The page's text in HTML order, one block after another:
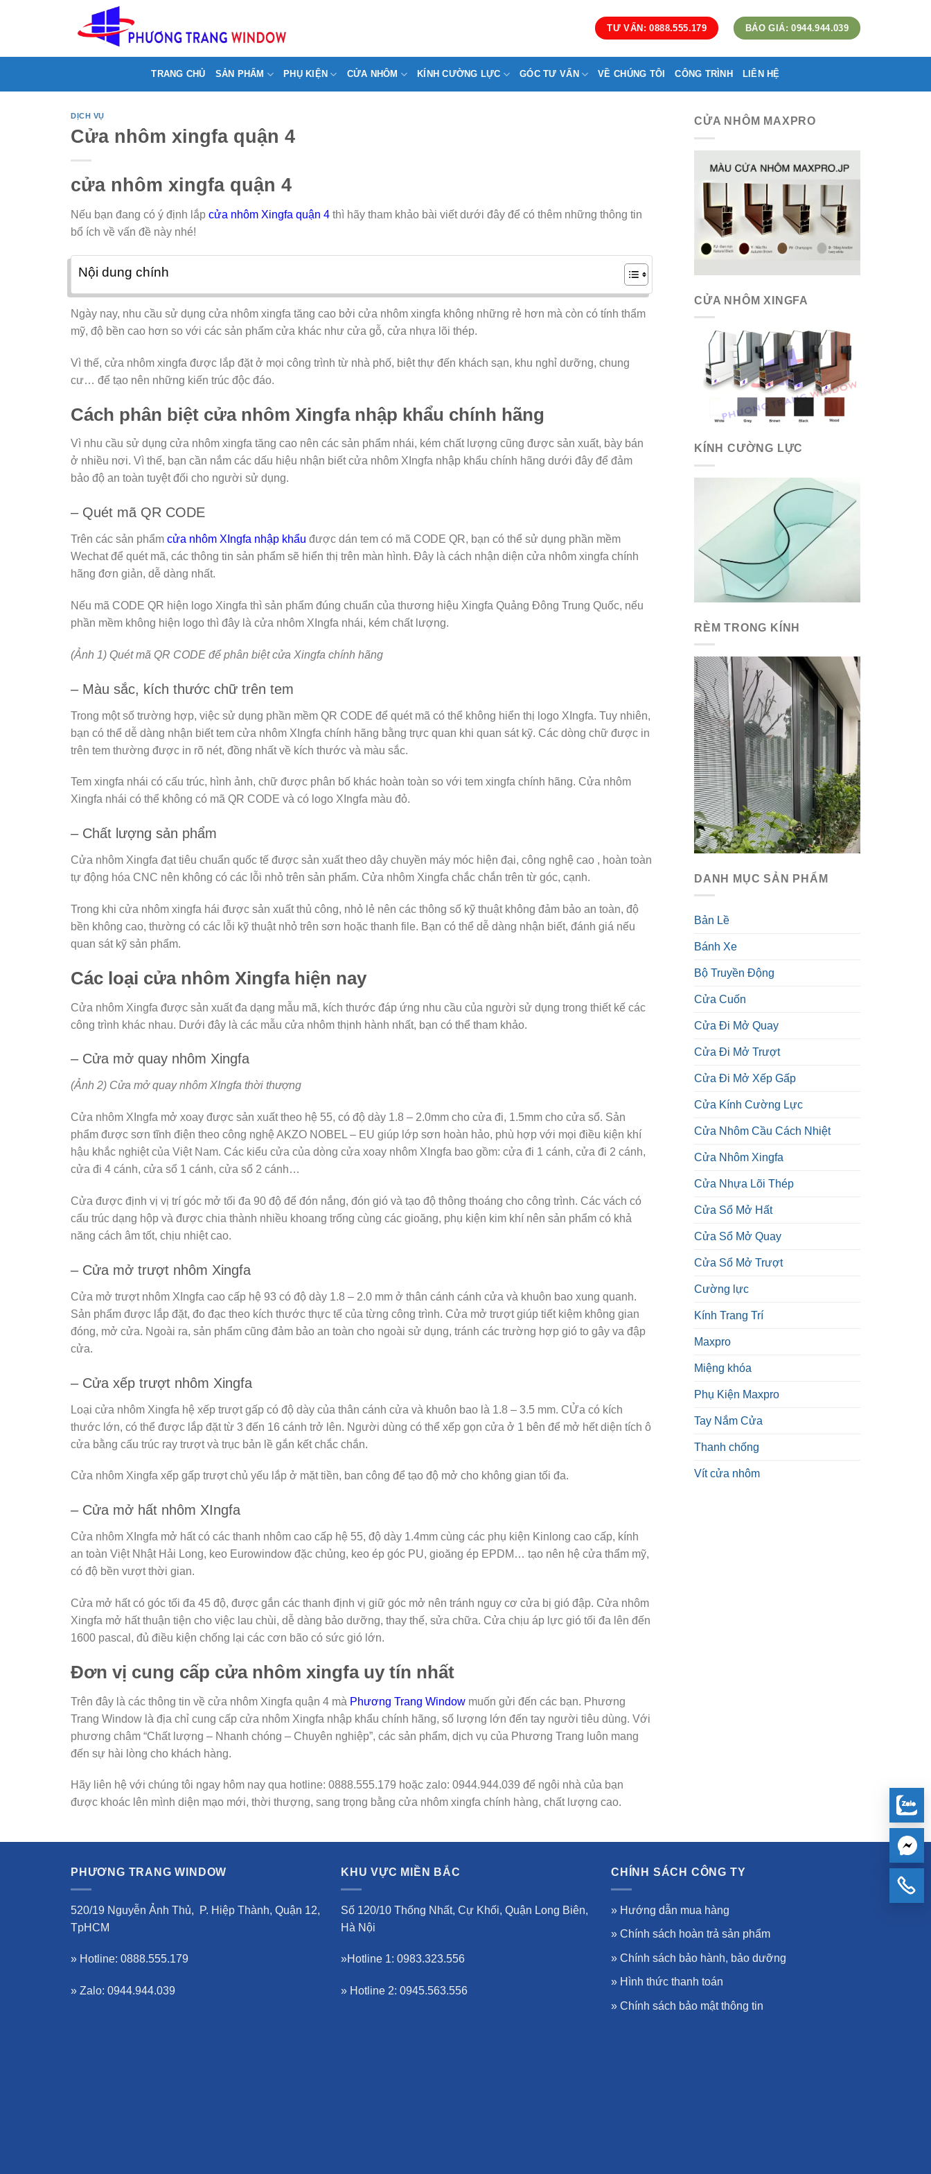
dung
TƯ VẤN: 0888.555.179 BÁO GIÁ: 0944.944.039
TRANG CHỦ SẢN PHẨM PHỤ KIỆN CỬA NHÔM KÍNH CƯỜNG LỰC GÓC TƯ VẤN VỀ CHÚNG TÔI CÔNG TRÌNH LIÊN HỆ
DỊCH VỤ
Cửa nhôm xingfa quận 4
cửa nhôm xingfa quận 4
Nếu bạn đang có ý định lắp cửa nhôm Xingfa quận 4 thì hãy tham khảo bài viết dưới đây để có thêm những thông tin
bổ ích về vấn đề này nhé!
Nội dung chính
Ngày nay, nhu cầu sử dụng cửa nhôm xingfa tăng cao bởi cửa nhôm xingfa không những rẻ hơn mà còn có tính thẩm
mỹ, độ bền cao hơn so với các sản phẩm cửa khác như cửa gỗ, cửa nhựa lõi thép.
Vì thế, cửa nhôm xingfa được lắp đặt ở mọi công trình từ nhà phố, biệt thự đến khách sạn, khu nghỉ dưỡng, chung
cư… để tạo nên những kiến trúc độc đáo.
Cách phân biệt cửa nhôm Xingfa nhập khẩu chính hãng
Vì nhu cầu sử dụng cửa nhôm xingfa tăng cao nên các sản phẩm nhái, kém chất lượng cũng được sản xuất, bày bán
ở nhiều nơi. Vì thế, bạn cần nắm các dấu hiệu nhận biết cửa nhôm XIngfa nhập khẩu chính hãng dưới đây để đảm
bảo độ an toàn tuyệt đối cho người sử dụng.
– Quét mã QR CODE
Trên các sản phẩm cửa nhôm XIngfa nhập khẩu được dán tem có mã CODE QR, bạn có thể sử dụng phần mềm
Wechat để quét mã, các thông tin sản phẩm sẽ hiển thị trên màn hình. Đây là cách nhận diện cửa nhôm xingfa chính
hãng đơn giản, dễ dàng nhất.
Nếu mã CODE QR hiện logo Xingfa thì sản phẩm đúng chuẩn của thương hiệu Xingfa Quảng Đông Trung Quốc, nếu
phần mềm không hiện logo thì đây là cửa nhôm XIngfa nhái, kém chất lượng.
(Ảnh 1) Quét mã QR CODE để phân biệt cửa Xingfa chính hãng
– Màu sắc, kích thước chữ trên tem
Trong một số trường hợp, việc sử dụng phần mềm QR CODE để quét mã có thể không hiển thị logo XIngfa. Tuy nhiên,
bạn có thể dễ dàng nhận biết tem cửa nhôm XIngfa chính hãng bằng trực quan khi quan sát kỹ. Các dòng chữ được in
trên tem thường được in rõ nét, đồng nhất về kích thước và màu sắc.
Tem xingfa nhái có cấu trúc, hình ảnh, chữ được phân bố khác hoàn toàn so với tem xingfa chính hãng. Cửa nhôm
Xingfa nhái có thể không có mã QR CODE và có logo XIngfa màu đỏ.
– Chất lượng sản phẩm
Cửa nhôm Xingfa đạt tiêu chuẩn quốc tế được sản xuất theo dây chuyền máy móc hiện đại, công nghệ cao , hoàn toàn
tự động hóa CNC nên không có các lỗi nhỏ trên sản phẩm. Cửa nhôm Xingfa chắc chắn trên từ góc, cạnh.
Trong khi cửa nhôm xingfa hái được sản xuất thủ công, nhỏ lẻ nên các thông số kỹ thuật không đảm bảo an toàn, độ
bền không cao, thường có các lỗi kỹ thuật nhỏ trên sơn hoặc thanh file. Bạn có thể dễ dàng nhận biết, đánh giá nếu
quan sát kỹ sản phẩm.
Các loại cửa nhôm Xingfa hiện nay
Cửa nhôm Xingfa được sản xuất đa dạng mẫu mã, kích thước đáp ứng nhu cầu của người sử dụng trong thiết kế các
công trình khác nhau. Dưới đây là các mẫu cửa nhôm thịnh hành nhất, bạn có thể tham khảo.
– Cửa mở quay nhôm Xingfa
(Ảnh 2) Cửa mở quay nhôm XIngfa thời thượng
Cửa nhôm XIngfa mở xoay được sản xuất theo hệ 55, có độ dày 1.8 – 2.0mm cho cửa đi, 1.5mm cho cửa sổ. Sản
phẩm được sơn tĩnh điện theo công nghệ AKZO NOBEL – EU giúp lớp sơn hoàn hảo, phù hợp với mọi điều kiện khí
hậu khắc nghiệt của Việt Nam. Các kiểu cửa của dòng cửa xoay nhôm XIngfa bao gồm: cửa đi 1 cánh, cửa đi 2 cánh,
cửa đi 4 cánh, cửa sổ 1 cánh, cửa sổ 2 cánh…
Cửa được định vị vị trí góc mở tối đa 90 độ để đón nắng, đón gió và tạo độ thông thoáng cho công trình. Các vách có
cấu trúc dạng hộp và được chia thành nhiều khoang trống cùng các gioăng, phụ kiện kim khí nên sản phẩm có khả
năng cách âm tốt, chịu nhiệt cao.
– Cửa mở trượt nhôm Xingfa
Cửa mở trượt nhôm XIngfa cao cấp hệ 93 có độ dày 1.8 – 2.0 mm ở thân cánh cánh cửa và khuôn bao xung quanh.
Sản phẩm được lắp đặt, đo đạc theo kích thước thực tế của từng công trình. Cửa mở trượt giúp tiết kiệm không gian
đóng, mở cửa. Ngoài ra, sản phẩm cũng đảm bảo an toàn cho ngoài sử dụng, tránh các trường hợp gió to gây va đập
cửa.
– Cửa xếp trượt nhôm Xingfa
Loại cửa nhôm Xingfa hệ xếp trượt gấp có độ dày của thân cánh cửa và khuôn bao là 1.8 – 3.5 mm. CỬa có kích
thước lớn, có thể được lắp đặt từ 3 đến 16 cánh trở lên. Người dùng có thể xếp gọn cửa ở 1 bên để mở hết diện tích ô
cửa bằng cấu trúc ray trượt và trục bản lề gắn kết chắc chắn.
Cửa nhôm Xingfa xếp gấp trượt chủ yếu lắp ở mặt tiền, ban công để tạo độ mở cho không gian tối đa.
– Cửa mở hất nhôm XIngfa
Cửa nhôm XIngfa mở hất có các thanh nhôm cao cấp hệ 55, độ dày 1.4mm cùng các phụ kiện Kinlong cao cấp, kính
an toàn Việt Nhật Hải Long, keo Eurowindow đặc chủng, keo ép góc PU, gioăng ép EPDM… tạo nên hệ cửa thẩm mỹ,
có độ bền vượt thời gian.
Cửa mở hất có góc tối đa 45 độ, được gắn các thanh định vị giữ góc mở nên tránh nguy cơ cửa bị gió đập. Cửa nhôm
Xingfa mở hất thuận tiện cho việc lau chùi, dễ dàng bảo dưỡng, thay thế, sửa chữa. Cửa chịu áp lực gió tối đa lên đến
1600 pascal, đủ điều kiện chống lại các cơn bão có sức gió lớn.
Đơn vị cung cấp cửa nhôm xingfa uy tín nhất
Trên đây là các thông tin về cửa nhôm Xingfa quận 4 mà Phương Trang Window muốn gửi đến các bạn. Phương
Trang Window là địa chỉ cung cấp cửa nhôm Xingfa nhập khẩu chính hãng, số lượng lớn đến tay người tiêu dùng. Với
phương châm “Chất lượng – Nhanh chóng – Chuyên nghiệp”, các sản phẩm, dịch vụ của Phương Trang luôn mang
đến sự hài lòng cho khách hàng.
Hãy liên hệ với chúng tôi ngay hôm nay qua hotline: 0888.555.179 hoặc zalo: 0944.944.039 để ngôi nhà của bạn
được khoác lên mình diện mạo mới, thời thượng, sang trọng bằng cửa nhôm xingfa chính hàng, chất lượng cao.
CỬA NHÔM MAXPRO
CỬA NHÔM XINGFA
KÍNH CƯỜNG LỰC
RÈM TRONG KÍNH
DANH MỤC SẢN PHẨM
Bản Lề
Bánh Xe
Bộ Truyền Động
Cửa Cuốn
Cửa Đi Mở Quay
Cửa Đi Mở Trượt
Cửa Đi Mở Xếp Gấp
Cửa Kính Cường Lực
Cửa Nhôm Cầu Cách Nhiệt
Cửa Nhôm Xingfa
Cửa Nhựa Lõi Thép
Cửa Sổ Mở Hất
Cửa Sổ Mở Quay
Cửa Sổ Mở Trượt
Cường lực
Kính Trang Trí
Maxpro
Miệng khóa
Phụ Kiện Maxpro
Tay Nắm Cửa
Thanh chống
Vít cửa nhôm
PHƯƠNG TRANG WINDOW
520/19 Nguyễn Ảnh Thủ, P. Hiệp Thành, Quận 12,
TpHCM
» Hotline: 0888.555.179
» Zalo: 0944.944.039
KHU VỰC MIỀN BẮC
Số 120/10 Thống Nhất, Cự Khối, Quận Long Biên,
Hà Nội
»Hotline 1: 0983.323.556
» Hotline 2: 0945.563.556
CHÍNH SÁCH CÔNG TY
» Hướng dẫn mua hàng
» Chính sách hoàn trả sản phẩm
» Chính sách bảo hành, bảo dưỡng
» Hình thức thanh toán
» Chính sách bảo mật thông tin